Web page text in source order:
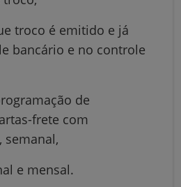
troco é emitido e já
bancário e no controle
de
frete com
semanal,
e mensal.